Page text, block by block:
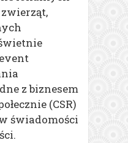
z biznesem
(CSR)
świadomości